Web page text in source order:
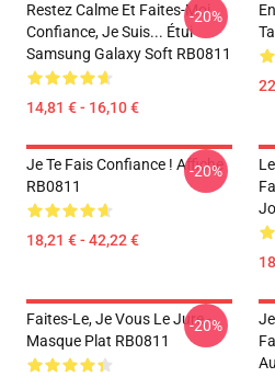
Restez Calme Et Faites-Moi
Confiance, Je Suis... Étui
Samsung Galaxy Soft RB0811
14,81 € - 16,10 €
-20%
Je Te Fais Confiance ! Affiche
RB0811
18,21 € - 42,22 €
-20%
Faites-Le, Je Vous Le Jure -
Masque Plat RB0811
-20%